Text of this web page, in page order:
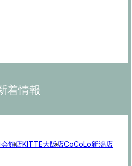
着情報
館店KITTE大阪店CoCoLo新潟店